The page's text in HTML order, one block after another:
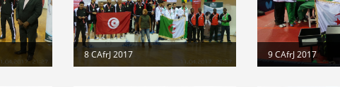
8 CAfrJ 2017 9 CAfrJ 2017